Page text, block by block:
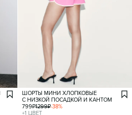
ШОРТЫ МИНИ ХЛОПКОВЫЕ
С НИЗКОЙ ПОСАДКОЙ И КАНТОМ
799₽1299₽-38%
+1 ЦВЕТ